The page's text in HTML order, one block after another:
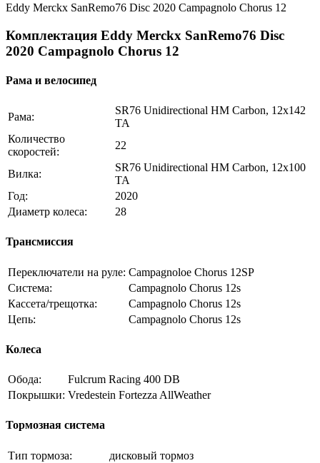
Eddy Merckx SanRemo76 Disc 2020 Campagnolo Chorus 12
Комплектация Eddy Merckx SanRemo76 Disc
2020 Campagnolo Chorus 12
Рама и велосипед
Рама:
SR76 Unidirectional HM Carbon, 12x142
TA
Количество
скоростей:
22
Вилка:
SR76 Unidirectional HM Carbon, 12x100
TA
Год:
2020
Диаметр колеса:
28
Трансмиссия
Переключатели на руле: Campagnoloe Chorus 12SP
Система:
Campagnolo Chorus 12s
Кассета/трещотка:
Campagnolo Chorus 12s
Цепь:
Campagnolo Chorus 12s
Колеса
Обода:
Fulcrum Racing 400 DB
Покрышки: Vredestein Fortezza AllWeather
Тормозная система
Тип тормоза:
дисковый тормоз